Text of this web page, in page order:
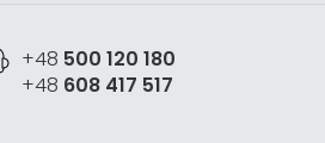
+48 500 120 180
+48 608 417 517